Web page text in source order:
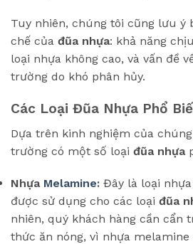
Tuy nhiên, chúng tôi cũng lưu ý
chế của đũa nhựa: khả năng
loại nhựa không cao, và vấn đề
trường do khó phân hủy.
Các Loại Đũa Nhựa Phổ
Dựa trên kinh nghiệm của
trường có một số loại đũa nhựa
Nhựa Melamine: Đây là loại
được sử dụng cho các loại đũa
nhiên, quý khách hàng cần cẩn
thức ăn nóng, vì nhựa melamine